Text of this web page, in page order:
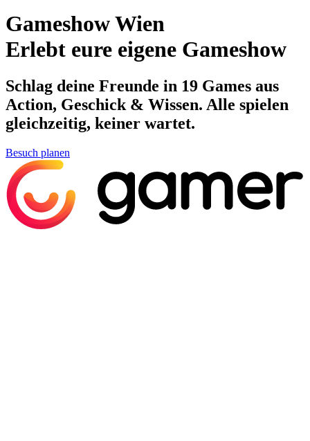
Gameshow Wien
Erlebt eure eigene Gameshow
Schlag deine Freunde in 19 Games aus
Action, Geschick & Wissen. Alle spielen
gleichzeitig, keiner wartet.
Besuch planen